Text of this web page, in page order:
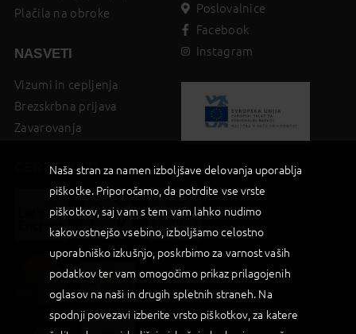
Plačila na obroke
NASVETI
Vizumi in cepljenja
Brezskrbna prijava
Zavarovanja
Poslovalnice
Facebook
Instagram
CERTIFIKATI
Naša stran za namen izboljšave delovanja uporablja
piškotke. Priporočamo, da potrdite vse vrste
piškotkov, saj vam s tem vam lahko nudimo
kakovostnejšo vsebino, izboljšamo celostno
uporabniško izkušnjo, poskrbimo za varnost vaših
podatkov ter vam omogočimo prikaz prilagojenih
oglasov na naši in drugih spletnih straneh. Na
spodnji povezavi izberite vrsto piškotkov, za katere